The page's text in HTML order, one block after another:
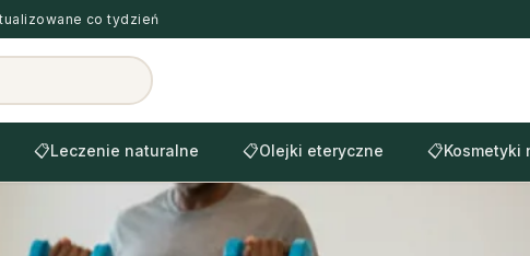
co tydzień
📋Leczenie naturalne 📋Olejki eteryczne 📋Kosmetyki